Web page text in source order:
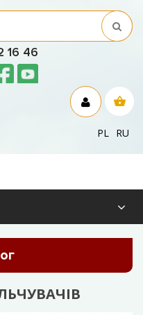
16 46
PL RU